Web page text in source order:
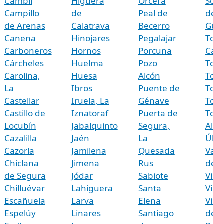
Campillo
de Arenas
Canena
Carboneros
Cárcheles
Carolina,
La
Castellar
Castillo de
Locubín
Cazalilla
Cazorla
Chiclana
de Segura
Chilluévar
Escañuela
Espelúy
de
Calatrava
Hinojares
Hornos
Huelma
Huesa
Ibros
Iruela, La
Iznatoraf
Jabalquinto
Jaén
Jamilena
Jimena
Jódar
Lahiguera
Larva
Linares
Peal de
Becerro
Pegalajar
Porcuna
Pozo
Alcón
Puente de
Génave
Puerta de
Segura,
La
Quesada
Rus
Sabiote
Santa
Elena
Santiago